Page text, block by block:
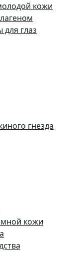
кожи
глаз
гнезда
кожи